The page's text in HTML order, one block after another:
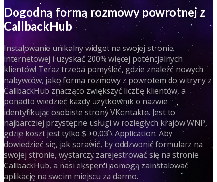
Dogodną formą rozmowy powrotnej z
CallbackHub
Instalowanie unikalny widget na swojej stronie
internetowej i uzyskać 200% więcej potencjalnych
klientów! Teraz trzeba pomyśleć, gdzie znaleźć nowych
nabywców, jako forma rozmowy z powrotem do witryny z
CallbackHub znacząco zwiększyć liczbę klientów, a
ponadto wiedzieć każdy użytkownik o nazwie
identyfikując osobiste strony VKontakte. Jest to
najbardziej przystępne usługi w rozległych krajów WNP,
gdzie koszt jest tylko $ +0,03 \ Application. Aby
dowiedzieć się, jak sprawić, by oddzwonić formularz na
swojej stronie, wystarczy zarejestrować się na stronie
CallbackHub, a nasi eksperci pomogą zainstalować
aplikację na swoim miejscu za darmo.